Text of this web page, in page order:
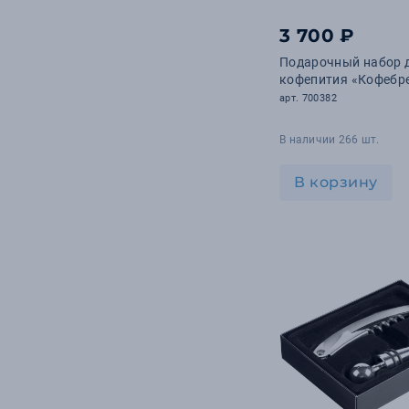
3 700 ₽
Подарочный набор
кофепития
арт. 700382
В наличии 266 шт.
В корзину